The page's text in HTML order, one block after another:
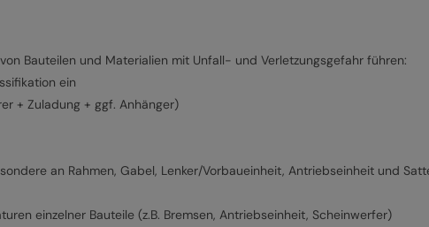
Bauteilen und Materialien mit Unfall- und Verletzungsgefahr führen:
ein
+ Zuladung + ggf. Anhänger)
an Rahmen, Gabel, Lenker/Vorbaueinheit, Antriebseinheit und
einzelner Bauteile (z.B. Bremsen, Antriebseinheit, Scheinwerfer)